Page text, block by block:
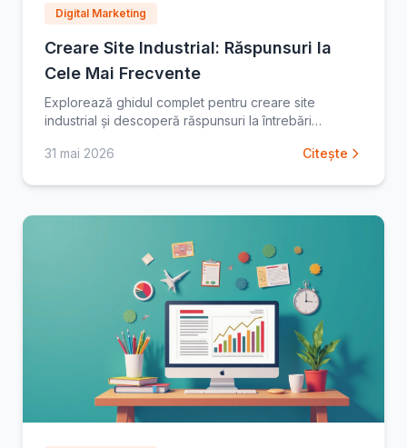
Digital Marketing
Creare Site Industrial: Răspunsuri la
Cele Mai Frecvente
Explorează ghidul complet pentru creare site
industrial și descoperă răspunsuri la întrebări
Începe acum!
31 mai 2026 Citește